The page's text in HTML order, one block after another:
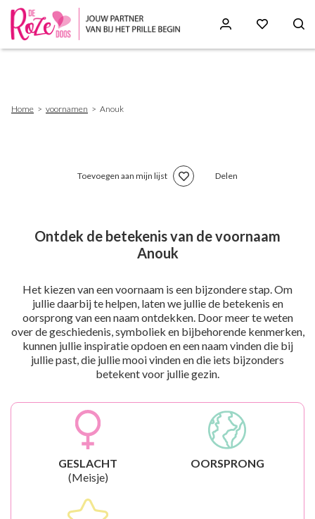
Home voornamen Anouk
Toevoegen aan mijn lijst Delen
Ontdek de betekenis van de voornaam
Anouk
Het kiezen van een voornaam is een bijzondere stap. Om
jullie daarbij te helpen, laten we jullie de betekenis en
oorsprong van een naam ontdekken. Door meer te weten
over de geschiedenis, symboliek en bijbehorende kenmerken,
kunnen jullie inspiratie opdoen en een naam vinden die bij
jullie past, die jullie mooi vinden en die iets bijzonders
betekent voor jullie gezin.
GESLACHT
(Meisje)
OORSPRONG